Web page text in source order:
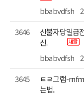
bbabvdfsh
3646
신..
bbabvdfsh
3645
는법..